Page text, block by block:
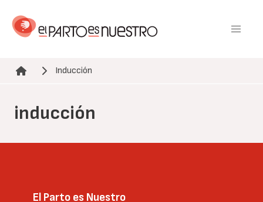
contenido
Ruta de navegación
Inducción
inducción
El Parto es Nuestro